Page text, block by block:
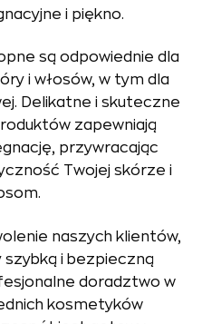
i piękno.
są odpowiednie dla
i włosów, w tym dla
Delikatne i skuteczne
zapewniają
przywracając
Twojej skórze i
naszych klientów,
i bezpieczną
doradztwo w
kosmetyków